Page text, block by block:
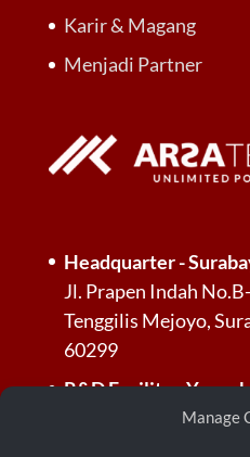
Manage
Karir & Magang
Menjadi Partner
Headquarter -
Jl. Prapen Indah
Tenggilis Mejoyo,
60299
R&D Facility -
Jl. Palagan Tentara